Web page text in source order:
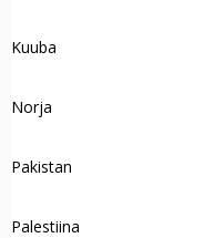
Kuuba
Norja
Pakistan
Palestiina